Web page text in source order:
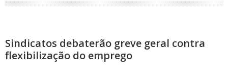
Sindicatos debaterão greve geral contra
flexibilização do emprego